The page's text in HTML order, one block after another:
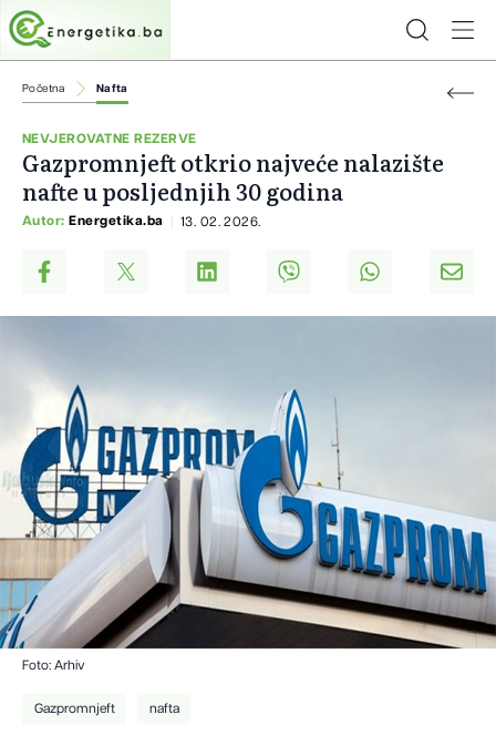
Početna Nafta
NEVJEROVATNE REZERVE
Gazpromnjeft otkrio najveće nalazište
nafte u posljednjih 30 godina
Autor: Energetika.ba 13. 02. 2026.
Foto: Arhiv
Gazpromnjeft nafta